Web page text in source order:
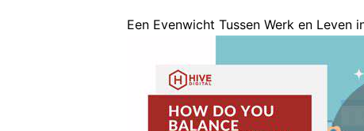
Een Evenwicht Tussen Werk en Leven